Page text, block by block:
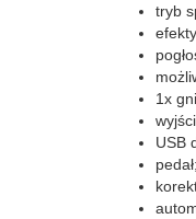
tryb
1x
USB